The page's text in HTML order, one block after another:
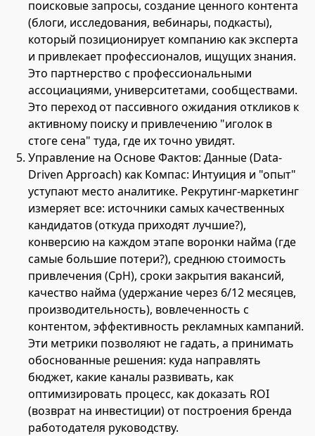
поисковые запросы, создание ценного контента
(блоги, исследования, вебинары, подкасты),
который позиционирует компанию как эксперта
и привлекает профессионалов, ищущих знания.
Это партнерство с профессиональными
ассоциациями, университетами, сообществами.
Это переход от пассивного ожидания откликов к
активному поиску и привлечению "иголок в
стоге сена" туда, где их точно увидят.
Управление на Основе Фактов: Данные (Data-
Driven Approach) как Компас: Интуиция и "опыт"
уступают место аналитике. Рекрутинг-маркетинг
измеряет все: источники самых качественных
кандидатов (откуда приходят лучшие?),
конверсию на каждом этапе воронки найма (где
самые большие потери?), среднюю стоимость
привлечения (CpH), сроки закрытия вакансий,
качество найма (удержание через 6/12 месяцев,
производительность), вовлеченность с
контентом, эффективность рекламных кампаний.
Эти метрики позволяют не гадать, а принимать
обоснованные решения: куда направлять
бюджет, какие каналы развивать, как
оптимизировать процесс, как доказать ROI
(возврат на инвестиции) от построения бренда
работодателя руководству.